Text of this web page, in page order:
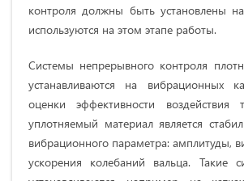
контроля должны быть установлены
используются на этом этапе работы.
Системы непрерывного контроля
устанавливаются на вибрационных
оценки эффективности воздействия
уплотняемый материал является
вибрационного параметра: амплитуды,
ускорения колебаний вальца. Такие